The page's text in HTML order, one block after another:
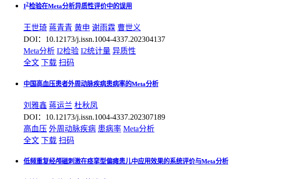
I2检验在Meta分析异质性评价中的误用
王世琦 蒋青青 黄申 谢雨霖 曹世义
DOI：10.12173/j.issn.1004-4337.202304137
Meta分析 I2检验 I2统计量 异质性
全文 下载 扫码
中国高血压患者外周动脉疾病患病率的Meta分析
刘雅鑫 蒋运兰 杜秋凤
DOI：10.12173/j.issn.1004-4337.202307189
高血压 外周动脉疾病 患病率 Meta分析
全文 下载 扫码
低频重复经颅磁刺激在痉挛型偏瘫患儿中应用效果的系统评价与Meta分析